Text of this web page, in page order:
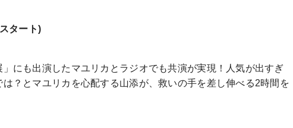
タート)
にも出演したマユリカとラジオでも共演が実現！人気が出すぎ
？とマユリカを心配する山添が、救いの手を差し伸べる2時間を